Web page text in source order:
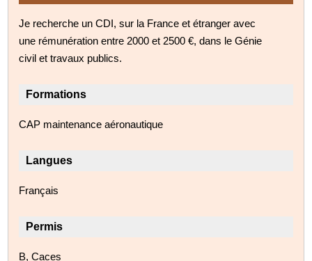
Je recherche un CDI, sur la France et étranger avec
une rémunération entre 2000 et 2500 €, dans le Génie
civil et travaux publics.
Formations
CAP maintenance aéronautique
Langues
Français
Permis
B, Caces